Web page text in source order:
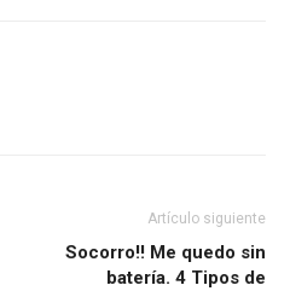
Artículo siguiente
Socorro!! Me quedo sin
batería. 4 Tipos de